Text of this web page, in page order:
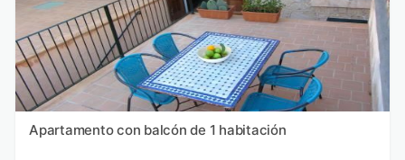
Apartamento con balcón de 1 habitación